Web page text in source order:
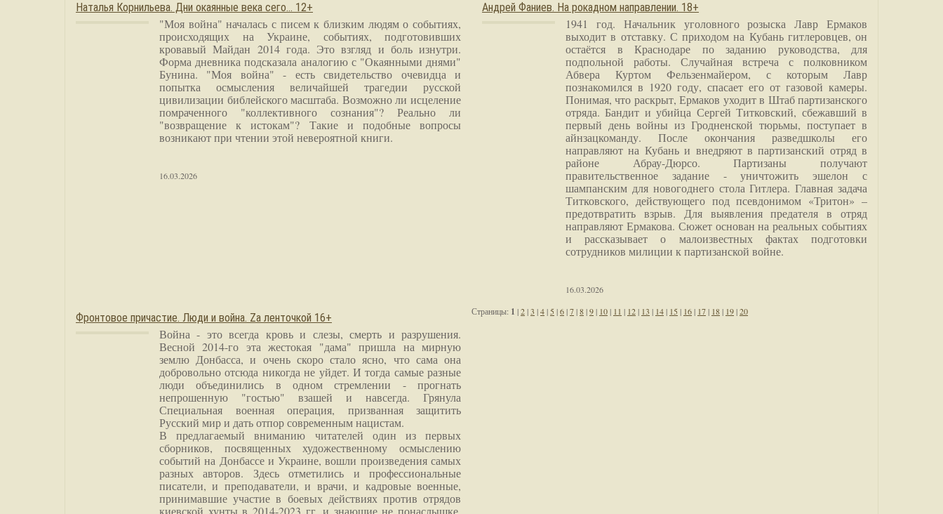
Наталья Корнильева. Дни окаянные века сего… 12+
"Моя война" началась с писем к близким людям о событиях,
происходящих на Украине, событиях, подготовивших
кровавый Майдан 2014 года. Это взгляд и боль изнутри.
Форма дневника подсказала аналогию с "Окаянными днями"
Бунина. "Моя война" - есть свидетельство очевидца и
попытка осмысления величайшей трагедии русской
цивилизации библейского масштаба. Возможно ли исцеление
помраченного "коллективного сознания"? Реально ли
"возвращение к истокам"? Такие и подобные вопросы
возникают при чтении этой невероятной книги.
16.03.2026
Андрей Фаниев. На рокадном направлении. 18+
1941 год. Начальник уголовного розыска Лавр Ермаков
выходит в отставку. С приходом на Кубань гитлеровцев, он
остаётся в Краснодаре по заданию руководства, для
подпольной работы. Случайная встреча с полковником
Абвера Куртом Фельзенмайером, с которым Лавр
познакомился в 1920 году, спасает его от газовой камеры.
Понимая, что раскрыт, Ермаков уходит в Штаб партизанского
отряда. Бандит и убийца Сергей Титковский, сбежавший в
первый день войны из Гродненской тюрьмы, поступает в
айнзацкоманду. После окончания разведшколы его
направляют на Кубань и внедряют в партизанский отряд в
районе Абрау-Дюрсо. Партизаны получают
правительственное задание - уничтожить эшелон с
шампанским для новогоднего стола Гитлера. Главная задача
Титковского, действующего под псевдонимом «Тритон» –
предотвратить взрыв. Для выявления предателя в отряд
направляют Ермакова. Сюжет основан на реальных событиях
и рассказывает о малоизвестных фактах подготовки
сотрудников милиции к партизанской войне.
16.03.2026
Фронтовое причастие. Люди и война. Zа ленточкой 16+
Война - это всегда кровь и слезы, смерть и разрушения.
Весной 2014-го эта жестокая "дама" пришла на мирную
землю Донбасса, и очень скоро стало ясно, что сама она
добровольно отсюда никогда не уйдет. И тогда самые разные
люди объединились в одном стремлении - прогнать
непрошенную "гостью" взашей и навсегда. Грянула
Специальная военная операция, призванная защитить
Русский мир и дать отпор современным нацистам.
В предлагаемый вниманию читателей один из первых
сборников, посвященных художественному осмыслению
событий на Донбассе и Украине, вошли произведения самых
разных авторов. Здесь отметились и профессиональные
писатели, и преподаватели, и врачи, и кадровые военные,
принимавшие участие в боевых действиях против отрядов
киевской хунты в 2014-2023 гг. и знающие не понаслышке,
Страницы: 1 |2|3 |4| 5 |6|7|8|9| 10| 11 | 12| 13 | 14| 15 | 16| 17| 18| 19|20